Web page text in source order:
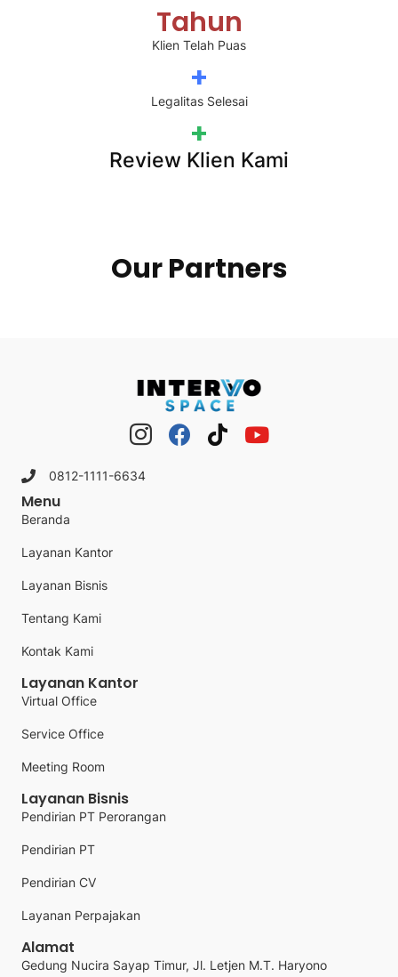
Tahun
Klien Telah Puas
+
Legalitas Selesai
+
Review Klien Kami
Our Partners
0812-1111-6634
Menu
Beranda
Layanan Kantor
Layanan Bisnis
Tentang Kami
Kontak Kami
Layanan Kantor
Virtual Office
Service Office
Meeting Room
Layanan Bisnis
Pendirian PT Perorangan
Pendirian PT
Pendirian CV
Layanan Perpajakan
Alamat
Gedung Nucira Sayap Timur, Jl. Letjen M.T. Haryono